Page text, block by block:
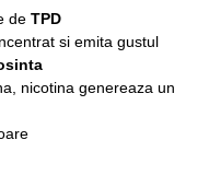
de TPD
si emita gustul
nicotina genereaza un